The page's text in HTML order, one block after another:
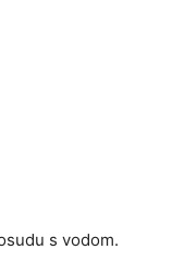
s vodom.